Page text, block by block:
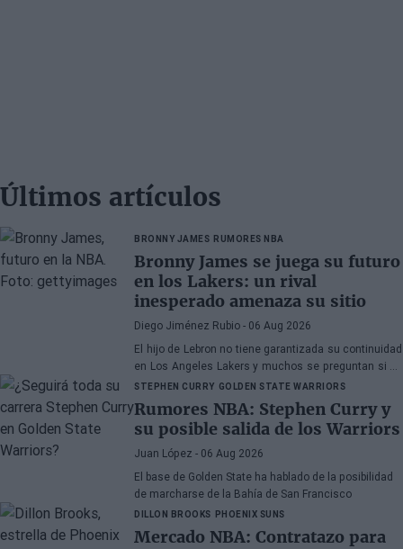
Últimos artículos
BRONNY JAMES RUMORES NBA
Bronny James se juega su futuro
en los Lakers: un rival
inesperado amenaza su sitio
Diego Jiménez Rubio - 06 Aug 2026
El hijo de Lebron no tiene garantizada su continuidad
en Los Angeles Lakers y muchos se preguntan si ha
hecho méritos para seguir en la NBA.
STEPHEN CURRY GOLDEN STATE WARRIORS
Rumores NBA: Stephen Curry y
su posible salida de los Warriors
Juan López - 06 Aug 2026
El base de Golden State ha hablado de la posibilidad
de marcharse de la Bahía de San Francisco
DILLON BROOKS PHOENIX SUNS
Mercado NBA: Contratazo para